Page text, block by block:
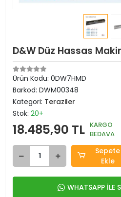
D&W Düz Hassas
Ürün Kodu: 0DW7HMD
Barkod: DWM00348
Kategori: Teraziler
Stok: 20+
18.485,90 TL KARGO
BEDAVA
Sepete
Ekle
WHATSAPP İLE